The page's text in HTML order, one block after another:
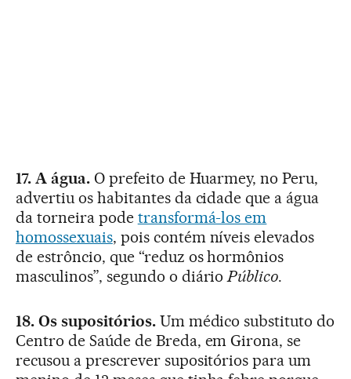
17. A água.O prefeito de Huarmey, no Peru,
advertiu os habitantes da cidade que a água
da torneira pode transformá-los em
homossexuais, pois contém níveis elevados
de estrôncio, que “reduz os hormônios
masculinos”, segundo o diário Público.
18. Os supositórios.Um médico substituto do
Centro de Saúde de Breda, em Girona, se
recusou a prescrever supositórios para um